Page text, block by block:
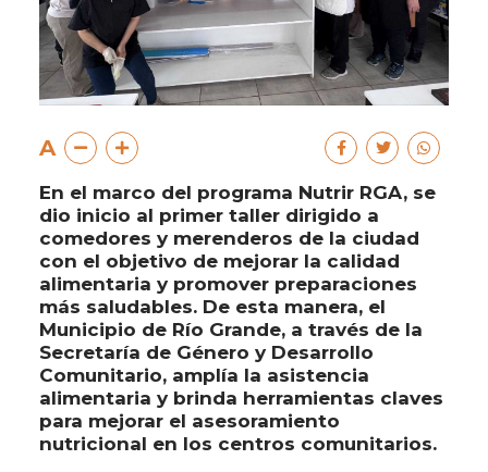
A
En el marco del programa Nutrir RGA, se
dio inicio al primer taller dirigido a
comedores y merenderos de la ciudad
con el objetivo de mejorar la calidad
alimentaria y promover preparaciones
más saludables. De esta manera, el
Municipio de Río Grande, a través de la
Secretaría de Género y Desarrollo
Comunitario, amplía la asistencia
alimentaria y brinda herramientas claves
para mejorar el asesoramiento
nutricional en los centros comunitarios.